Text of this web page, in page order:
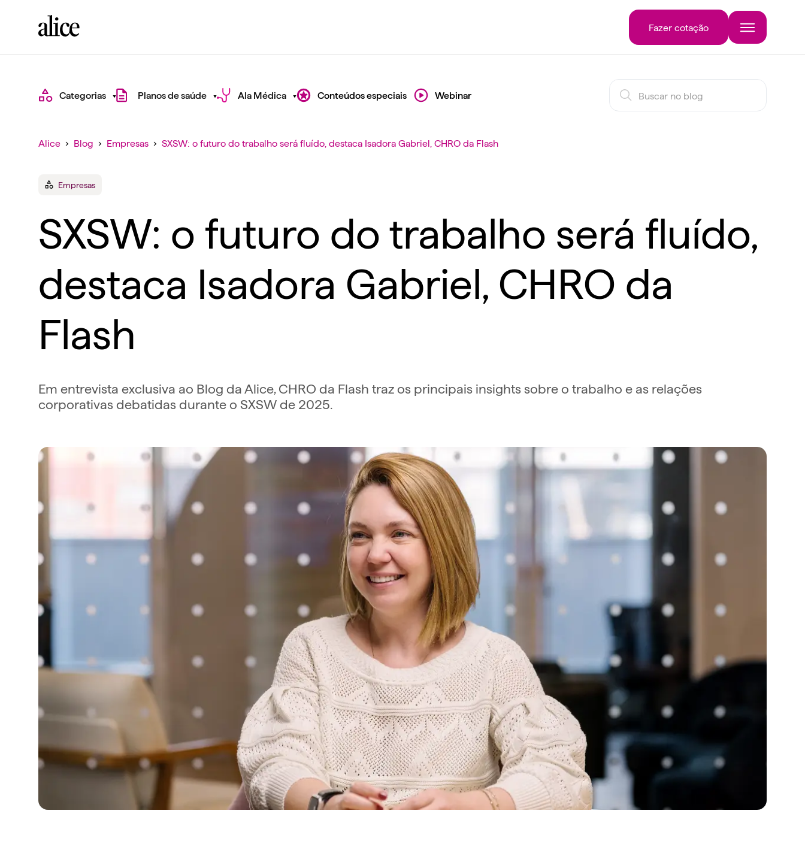
Fazer cotação
Categorias Planos de saúde Ala Médica Conteúdos especiais Webinar
Alice › Blog › Empresas › SXSW: o futuro do trabalho será fluído, destaca Isadora Gabriel, CHRO da Flash
Empresas
SXSW: o futuro do trabalho será fluído,
destaca Isadora Gabriel, CHRO da
Flash
Em entrevista exclusiva ao Blog da Alice, CHRO da Flash traz os principais insights sobre o trabalho e as relações
corporativas debatidas durante o SXSW de 2025.